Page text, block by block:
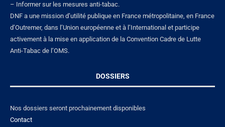
– Informer sur les mesures anti-tabac.
DNF a une mission d’utilité publique en France métropolitaine, en France
d’Outremer, dans l’Union européenne et à l’International et participe
activement à la mise en application de la Convention Cadre de Lutte
Anti-Tabac de l’OMS.
DOSSIERS
Nos dossiers seront prochainement disponibles
Contact